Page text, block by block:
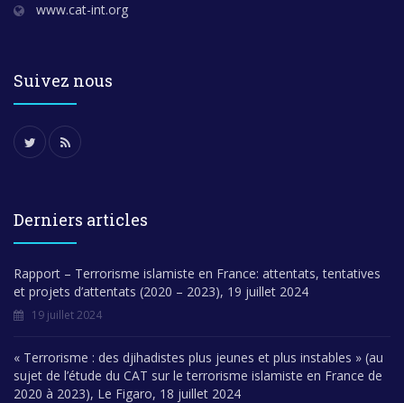
www.cat-int.org
Suivez nous
Derniers articles
Rapport – Terrorisme islamiste en France: attentats, tentatives
et projets d’attentats (2020 – 2023), 19 juillet 2024
19 juillet 2024
« Terrorisme : des djihadistes plus jeunes et plus instables » (au
sujet de l’étude du CAT sur le terrorisme islamiste en France de
2020 à 2023), Le Figaro, 18 juillet 2024